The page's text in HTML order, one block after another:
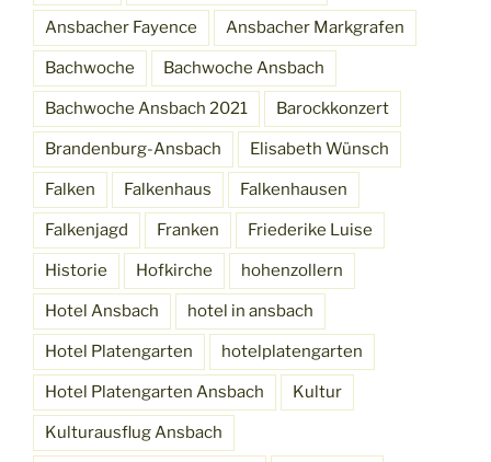
Ansbacher Fayence Ansbacher Markgrafen
Bachwoche Bachwoche Ansbach
Bachwoche Ansbach 2021 Barockkonzert
Brandenburg-Ansbach Elisabeth Wünsch
Falken Falkenhaus Falkenhausen
Falkenjagd Franken Friederike Luise
Historie Hofkirche hohenzollern
Hotel Ansbach hotel in ansbach
Hotel Platengarten hotelplatengarten
Hotel Platengarten Ansbach Kultur
Kulturausflug Ansbach